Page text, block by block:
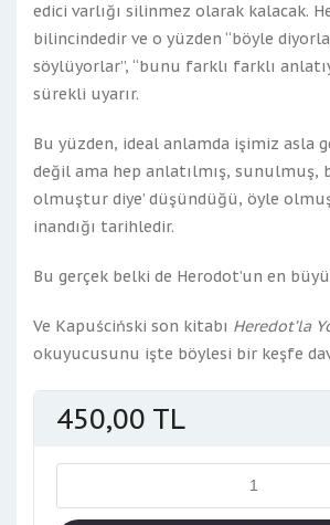
edici varlığı silinmez olarak kalacak.
bilincindedir ve o yüzden “böyle
söylüyorlar”, “bunu farklı farklı
sürekli uyarır.
Bu yüzden, ideal anlamda işimiz asla
değil ama hep anlatılmış, sunulmuş,
olmuştur diye’ düşündüğü, öyle
inandığı tarihledir.
Bu gerçek belki de Herodot’un en
Ve Kapuściński son kitabı Heredot’la
okuyucusunu işte böylesi bir keşfe
450,00 TL